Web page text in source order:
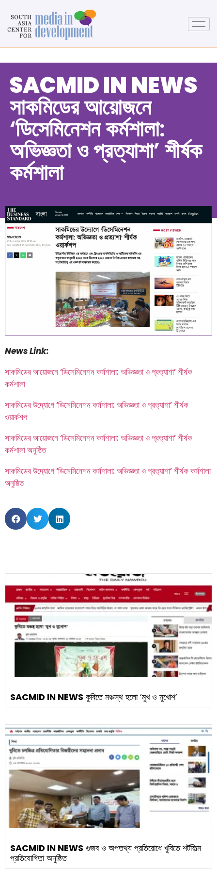
SACMID IN NEWS
সাকমিডের আয়োজনে
‘ডিসেমিনেশন কর্মশালা:
অভিজ্ঞতা ও প্রত্যাশা’ শীর্ষক
কর্মশালা
January 2, 2025 10:39 am
News Link:
সাকমিডের আয়োজনে ‘ডিসেমিনেশন কর্মশালা: অভিজ্ঞতা ও প্রত্যাশা’ শীর্ষক
কর্মশালা
সাকমিডের উদ্যোগে ‘ডিসেমিনেশন কর্মশালা: অভিজ্ঞতা ও প্রত্যাশা’ শীর্ষক
ওয়ার্কশপ
সাকমিডের আয়োজনে ‘ডিসেমিনেশন কর্মশালা: অভিজ্ঞতা ও প্রত্যাশা’ শীর্ষক
কর্মশালা অনুষ্ঠিত
সাকমিডের উদ্যোগে ‘ডিসেমিনেশন কর্মশালা: অভিজ্ঞতা ও প্রত্যাশা’ শীর্ষক কর্মশালা
অনুষ্ঠিত
SACMID IN NEWS কুবিতে মঞ্চস্থ হলো ‘মুখ ও মুখোশ’
SACMID IN NEWS গুজব ও অপতথ্য প্রতিরোধে খুবিতে শর্টফিল্ম
প্রতিযোগিতা অনুষ্ঠিত